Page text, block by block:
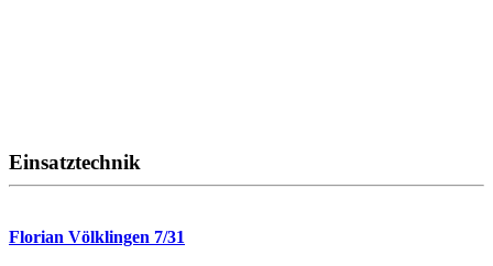
Einsatztechnik
Florian Völklingen 7/31